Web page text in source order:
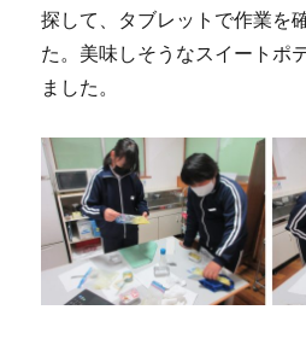
探して、タブレットで作業を
た。美味しそうなスイートポ
ました。